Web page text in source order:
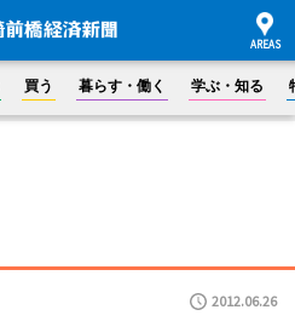
買う 暮らす・働く 学ぶ・知る
2012.06.26